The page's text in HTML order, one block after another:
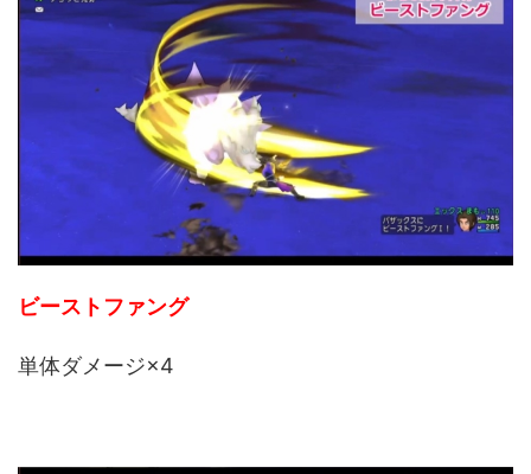
ビーストファング
単体ダメージ×4